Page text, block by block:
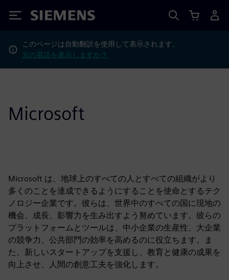
Siemens
このページは自動翻訳を使用して表示されます。
元の英語を表示しますか？
Microsoft
Microsoft は、地球上のすべての人とすべての組織がより
多くのことを達成できるようにすることを使命とするテク
ノロジー企業です。彼らは、世界中のすべての国に現地の
機会、成長、影響力を生み出すよう努めています。彼らの
プラットフォームとツールは、中小企業の生産性、大企業
の競争力、公共部門の効率を高めるのに役立ちます。ま
た、新しいスタートアップを支援し、教育と健康の成果を
向上させ、人間の創意工夫を強化します。